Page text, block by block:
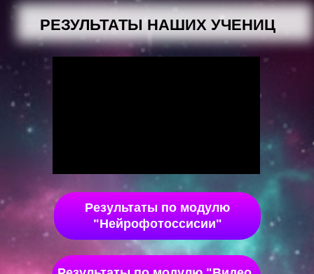
РЕЗУЛЬТАТЫ НАШИХ УЧЕНИЦ
Результаты по модулю
"Нейрофотоссисии"